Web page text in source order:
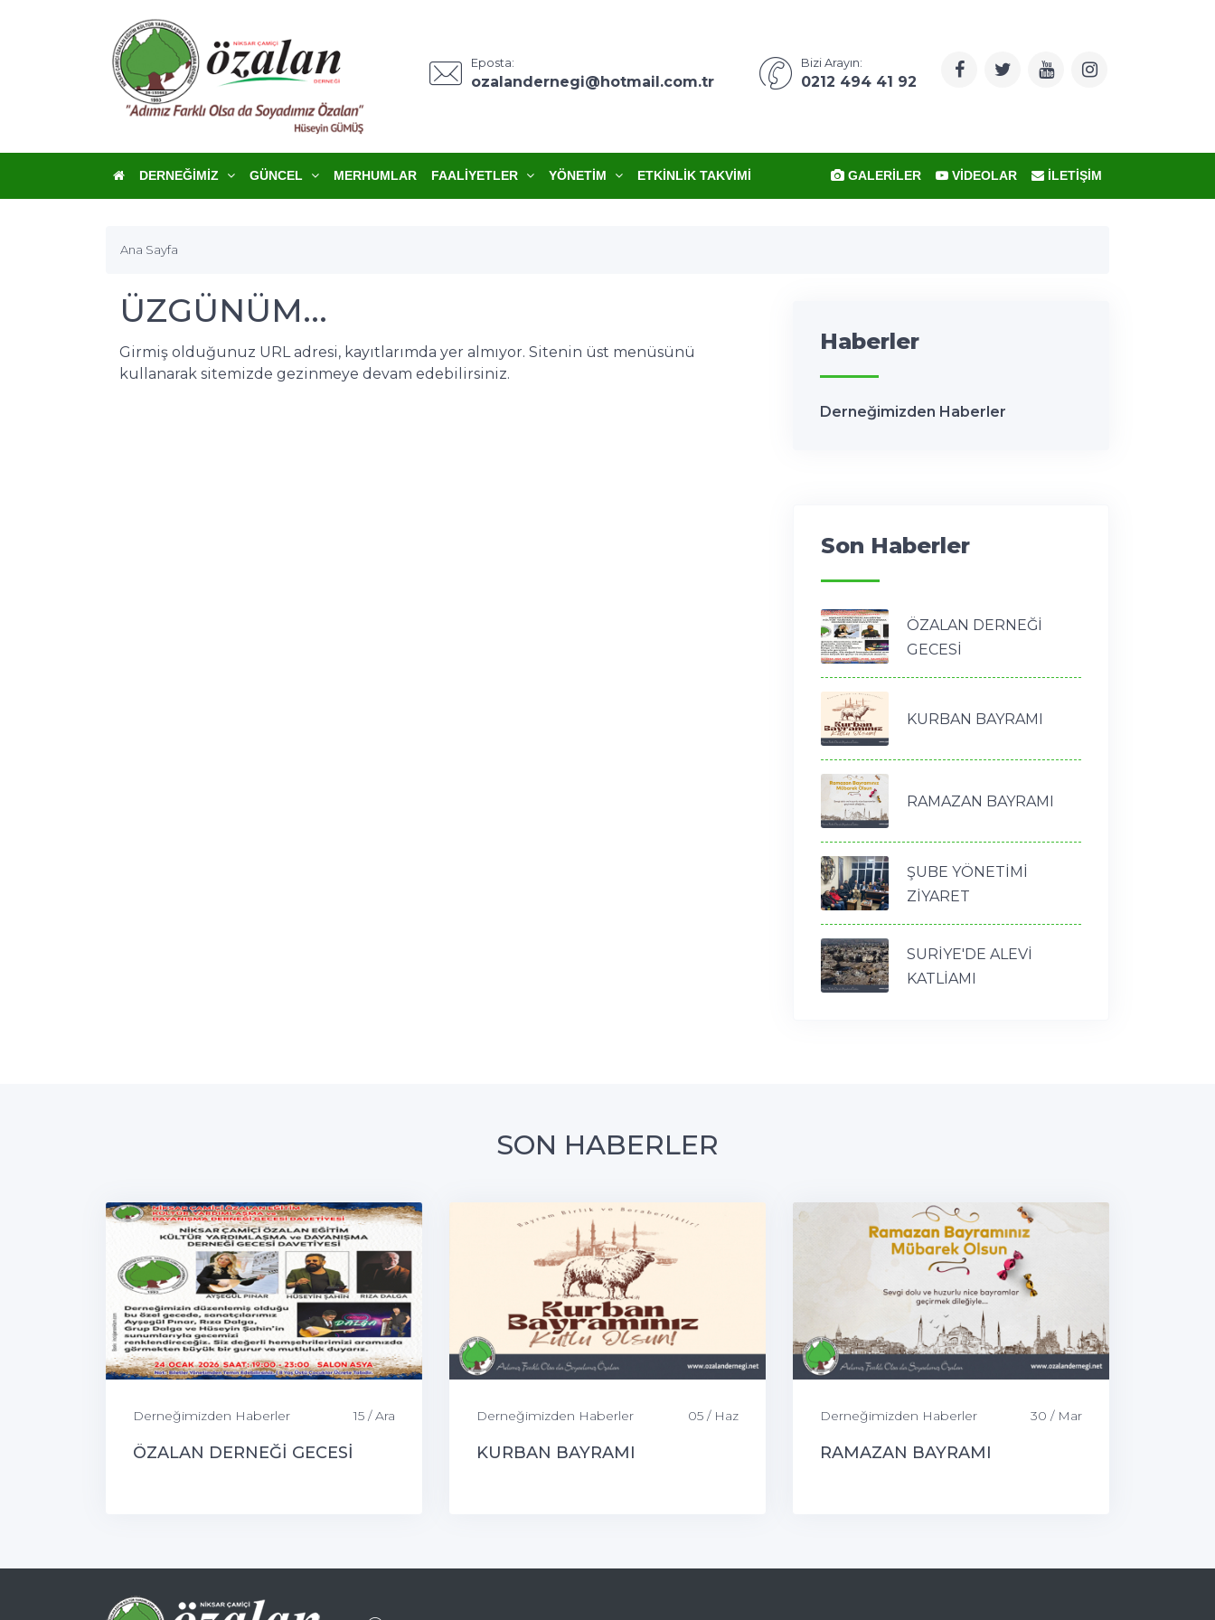
Eposta:
ozalandernegi@hotmail.com.tr
Bizi Arayın:
0212 494 41 92
DERNEĞIMIZ GÜNCEL MERHUMLAR FAALIYETLER YÖNETIM ETKINLIK TAKVIMI GALERILER VIDEOLAR İLETIŞIM
Ana Sayfa
ÜZGÜNÜM...
Girmiş olduğunuz URL adresi, kayıtlarımda yer almıyor. Sitenin üst menüsünü
kullanarak sitemizde gezinmeye devam edebilirsiniz.
Haberler
Derneğimizden Haberler
Son Haberler
ÖZALAN DERNEĞİ
GECESİ
KURBAN BAYRAMI
RAMAZAN BAYRAMI
ŞUBE YÖNETİMİ
ZİYARET
SURİYE'DE ALEVİ
KATLİAMI
SON HABERLER
Derneğimizden Haberler 15 / Ara
ÖZALAN DERNEĞİ GECESİ
Derneğimizden Haberler 05 / Haz
KURBAN BAYRAMI
Derneğimizden Haberler 30 / Mar
RAMAZAN BAYRAMI